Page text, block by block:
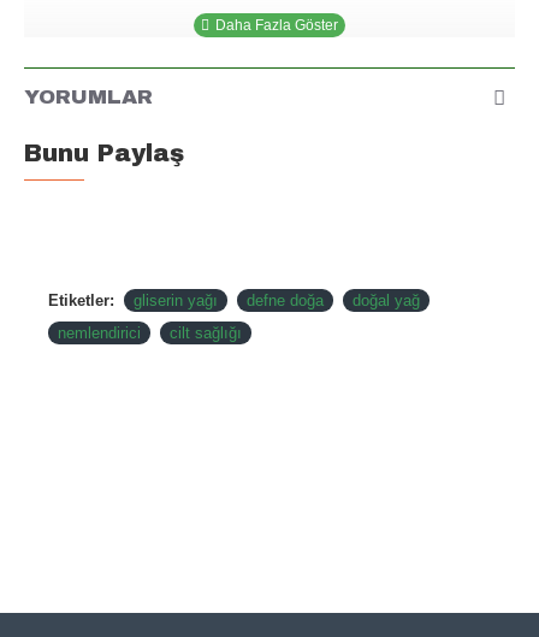
YORUMLAR
Bunu Paylaş
Etiketler: gliserin yağı defne doğa
doğal yağ
nemlendirici
cilt sağlığı